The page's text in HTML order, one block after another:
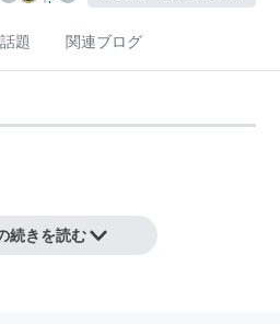
題 関連ブログ
小坂井町と合併した。
続きを読む